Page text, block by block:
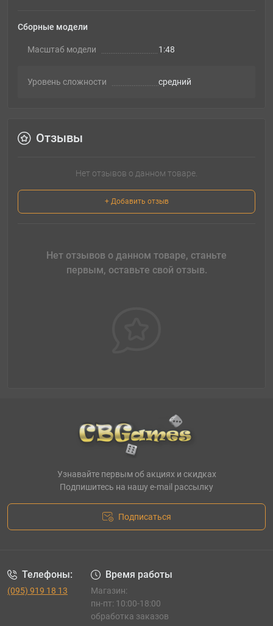
Сборные модели
Масштаб модели 1:48
Уровень сложности cредний
Отзывы
Нет отзывов о данном товаре.
+ Добавить отзыв
Нет отзывов о данном товаре, станьте
первым, оставьте свой отзыв.
Узнавайте первым об акциях и скидках
Подпишитесь на нашу e-mail рассылку
Подписаться
Телефоны:
(095) 919 18 13
Время работы
Магазин:
пн-пт: 10:00-18:00
обработка заказов